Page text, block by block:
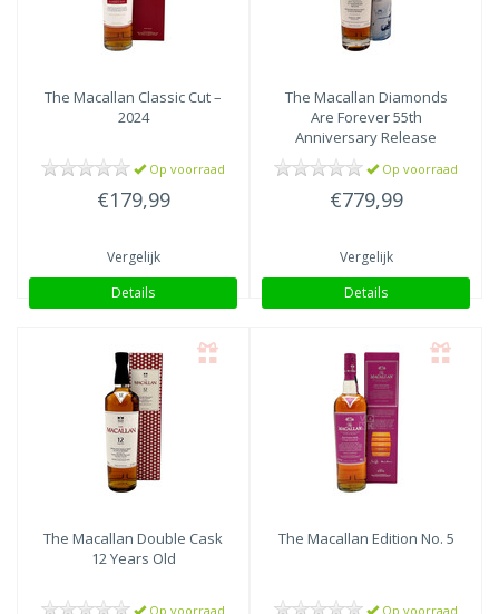
The Macallan Classic Cut –
2024
Op voorraad
€179,99
Vergelijk
Details
The Macallan Diamonds
Are Forever 55th
Anniversary Release
Op voorraad
€779,99
Vergelijk
Details
The Macallan Double Cask
12 Years Old
Op voorraad
The Macallan Edition No. 5
Op voorraad